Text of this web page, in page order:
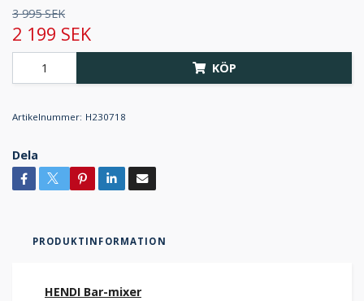
3 995 SEK
2 199 SEK
KÖP
Artikelnummer: H230718
Dela
PRODUKTINFORMATION
HENDI Bar-mixer